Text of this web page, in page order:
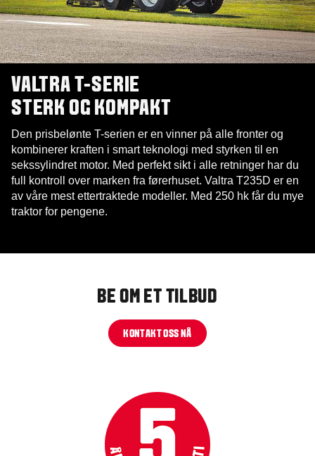
VALTRA T-SERIE
STERK OG KOMPAKT
Den prisbelønte T-serien er en vinner på alle fronter og
kombinerer kraften i smart teknologi med styrken til en
sekssylindret motor. Med perfekt sikt i alle retninger har du
full kontroll over marken fra førerhuset. Valtra T235D er en
av våre mest ettertraktede modeller. Med 250 hk får du mye
traktor for pengene.
BE OM ET TILBUD
KONTAKT OSS NÅ